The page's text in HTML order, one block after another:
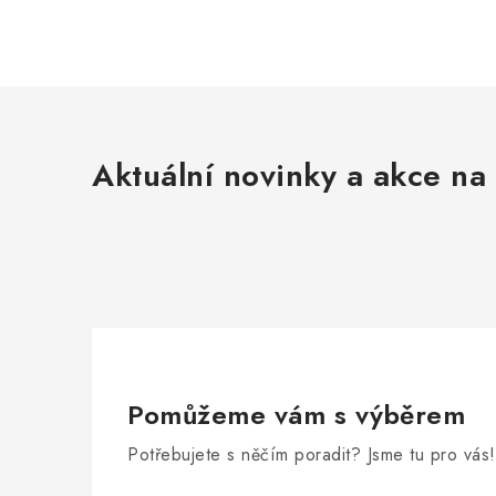
Aktuální novinky a akce na
Pomůžeme vám s výběrem
Potřebujete s něčím poradit? Jsme tu pro vás!